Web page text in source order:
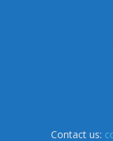
Contact us: